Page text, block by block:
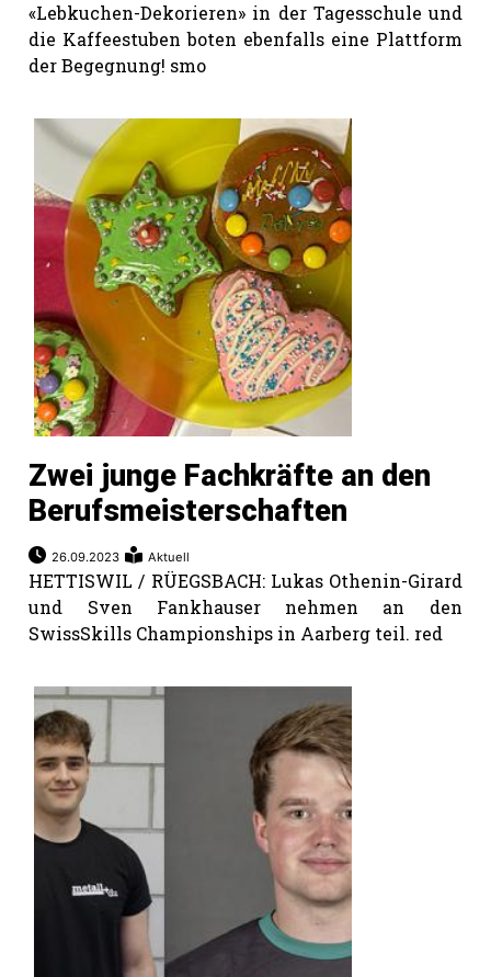
«Lebkuchen-Dekorieren» in der Tagesschule und
die Kaffeestuben boten ebenfalls eine Plattform
der Begegnung! smo
Zwei junge Fachkräfte an den
Berufsmeisterschaften
26.09.2023 Aktuell
HETTISWIL / RÜEGSBACH: Lukas Othenin-Girard
und Sven Fankhauser nehmen an den
SwissSkills Championships in Aarberg teil. red